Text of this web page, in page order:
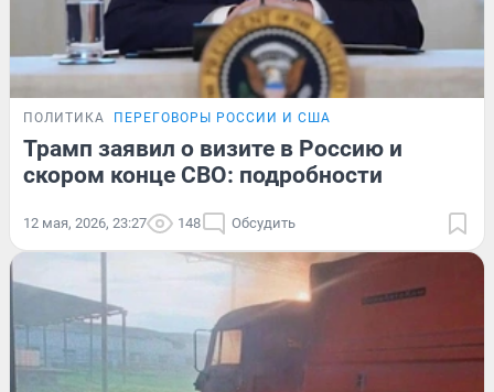
ПОЛИТИКА ПЕРЕГОВОРЫ РОССИИ И США
Трамп заявил о визите в Россию и
скором конце СВО: подробности
12 мая, 2026, 23:27 148 Обсудить